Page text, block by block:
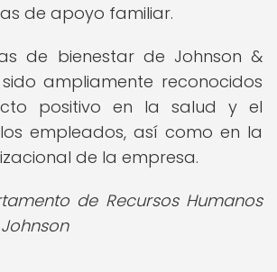
de apoyo familiar.
de bienestar de Johnson &
ampliamente reconocidos
positivo en la salud y el
empleados, así como en la
de la empresa.
de Recursos Humanos